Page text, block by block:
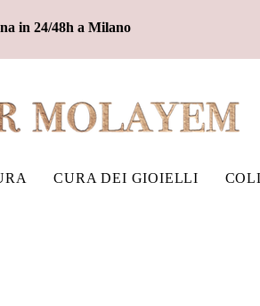
in 24/48h a Milano
CURA DEI GIOIELLI